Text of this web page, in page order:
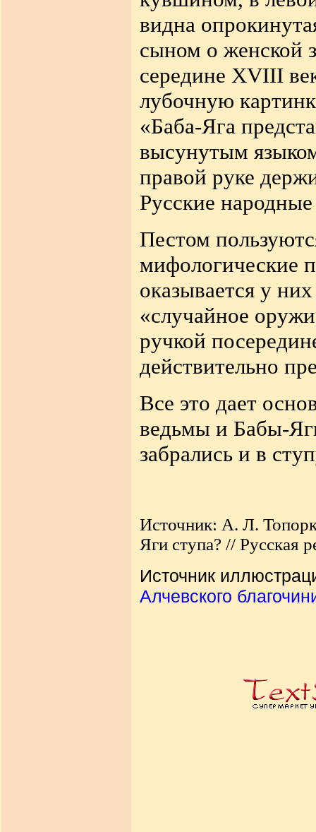
видна
сыном о женской
середине XVIII
лубочную
«Баба-Яга
высунутым
правой руке
Русские
Пестом
мифологические
оказывается у
«случайное
ручкой
действительно
Все это дает
ведьмы и Бабы-
забрались и в
Источник: А. Л.
Яги ступа? // Русская
Источник
Алчевского